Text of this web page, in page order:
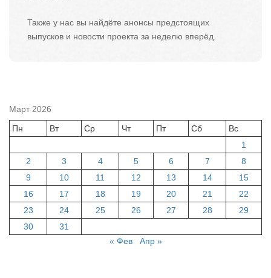
Также у нас вы найдёте анонсы предстоящих
выпусков и новости проекта за неделю вперёд.
Март 2026
Пн
Вт Ср Чт Пт Сб
Вс
1
2
3 4 5 6 7
8
9
10 11 12 13 14
15
16
17 18 19 20 21
22
23
24 25 26 27 28
29
30
31
« Фев
Апр »